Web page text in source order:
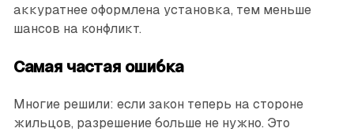
аккуратнее оформлена установка, тем меньше
шансов на конфликт.
Самая частая ошибка
Многие решили: если закон теперь на стороне
жильцов, разрешение больше не нужно. Это